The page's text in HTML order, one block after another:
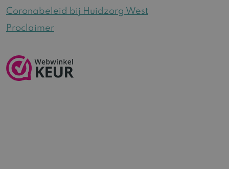
Coronabeleid bij Huidzorg West
Proclaimer